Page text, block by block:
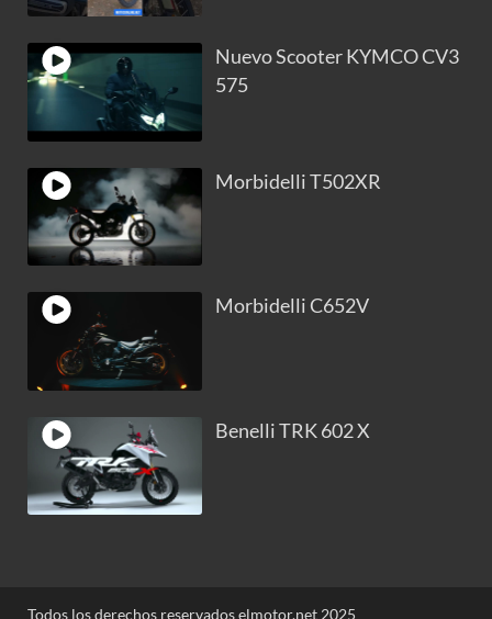
Nuevo Scooter KYMCO CV3
575
Morbidelli T502XR
Morbidelli C652V
Benelli TRK 602 X
Todos los derechos reservados elmotor.net 2025